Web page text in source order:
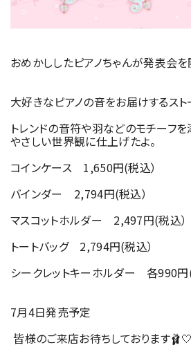
おめかししたピアノちゃんが発表会
大好きなピアノの音をお届けするスト
トレンドの音符や羽などのモチーフ
やさしい世界観に仕上げたよ。
コインケース 1,650円(税込）
バインダー 2,794円(税込）
マスコットホルダー 2,497円(税込）
トートバッグ 2,794円(税込）
シークレットキーホルダー 各990円(
7月4日発売予定
皆様のご来店お待ちしております🩰🤍